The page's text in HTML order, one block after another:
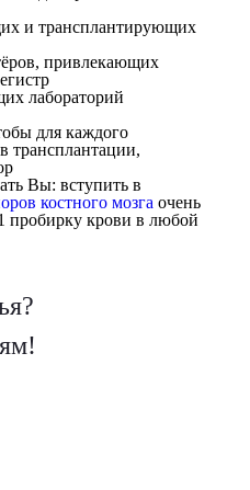
и трансплантирующих
привлекающих
лабораторий
для каждого
трансплантации,
Вы: вступить в
костного мозга очень
пробирку крови в любой